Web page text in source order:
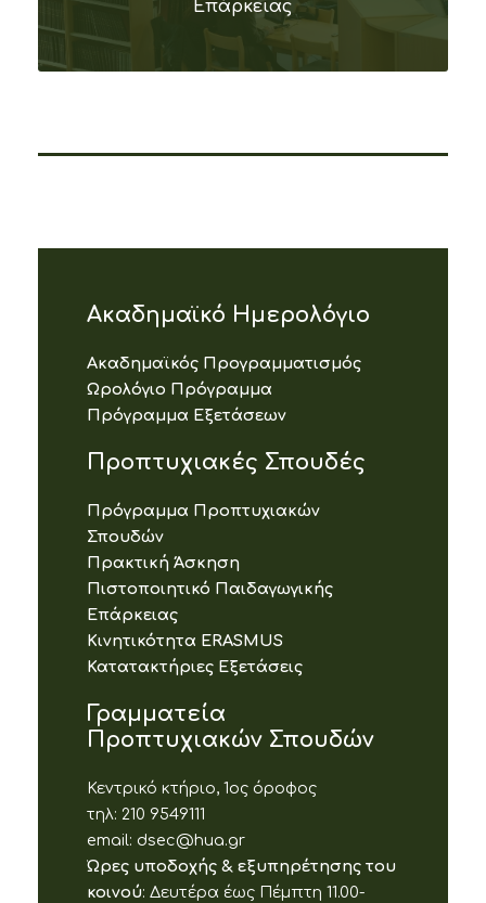
Επάρκειας
Ακαδημαϊκό Ημερολόγιο
Ακαδημαϊκός Προγραμματισμός
Ωρολόγιο Πρόγραμμα
Πρόγραμμα Εξετάσεων
Προπτυχιακές Σπουδές
Πρόγραμμα Προπτυχιακών
Σπουδών
Πρακτική Άσκηση
Πιστοποιητικό Παιδαγωγικής
Επάρκειας
Κινητικότητα ERASMUS
Κατατακτήριες Εξετάσεις
Γραμματεία
Προπτυχιακών Σπουδών
Κεντρικό κτήριο, 1ος όροφος
τηλ: 210 9549111
email: dsec@hua.gr
Ώρες υποδοχής & εξυπηρέτησης του
κοινού: Δευτέρα έως Πέμπτη 11.00-